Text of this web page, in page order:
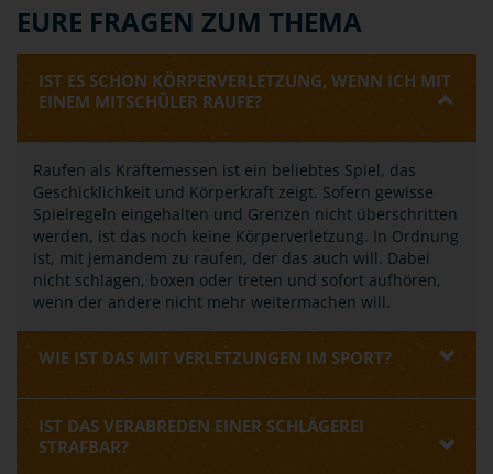
EURE FRAGEN ZUM THEMA
IST ES SCHON KÖRPERVERLETZUNG, WENN ICH MIT
EINEM MITSCHÜLER RAUFE?
Raufen als Kräftemessen ist ein beliebtes Spiel, das
Geschicklichkeit und Körperkraft zeigt. Sofern gewisse
Spielregeln eingehalten und Grenzen nicht überschritten
werden, ist das noch keine Körperverletzung. In Ordnung
ist, mit jemandem zu raufen, der das auch will. Dabei
nicht schlagen, boxen oder treten und sofort aufhören,
wenn der andere nicht mehr weitermachen will.
WIE IST DAS MIT VERLETZUNGEN IM SPORT?
IST DAS VERABREDEN EINER SCHLÄGEREI
STRAFBAR?